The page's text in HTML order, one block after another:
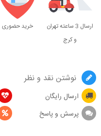
ارسال 3 ساعته تهران
و کرج
خرید حضوری
نوشتن نقد و نظر
ارسال رایگان
پرسش و پاسخ